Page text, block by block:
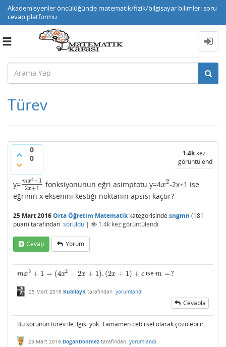
Akademisyenler öncülüğünde matematik/fizik/bilgisayar bilimleri soru
cevap platformu
Toggle
Türev
0
0
1.4kkez
görüntülendi
y= mx3+1
2x+1
mx3+1 2x+1
fonksiyonunun eğri asimptotu y=4x2
x2-2x+1 ise
eğrinin x eksenini kestiği noktanın apsisi kaçtır?
25 Mart 2016Orta Öğretim Matematikkategorisinde sngmn (181
puan) tarafından soruldu | 1.4k kez görüntülendi
Cevap Yorum
mx3 + 1 = (4x2 − 2x + 1). (2x + 1) + c
mx3+ 1= (4 x2 −2x+1 ).(2x+1 )+ c isem =?
m= ?
25 Mart 2016 KubilayK tarafından yorumlandı
Cevapla
Bu sorunun türev ile ilgisi yok. Tamamen cebirsel olarak çözülebilir.
25 Mart 2016 DoganDonmez tarafından yorumlandı